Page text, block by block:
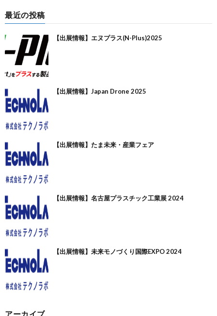
最近の投稿
【出展情報】エヌプラス(N-Plus)2025
【出展情報】Japan Drone 2025
【出展情報】たま未来・産業フェア
【出展情報】名古屋プラスチック工業展 2024
【出展情報】未来モノづくり国際EXPO 2024
アーカイブ